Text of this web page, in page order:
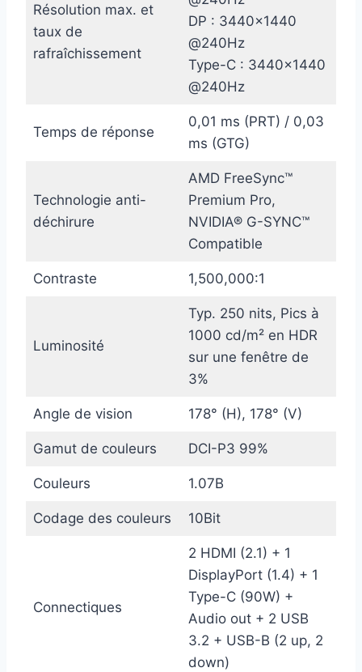
Résolution max. et
taux de
rafraîchissement
DP : 3440×1440
@240Hz
Type-C : 3440×1440
@240Hz
Temps de réponse
0,01 ms (PRT) / 0,03
ms (GTG)
Technologie anti-
déchirure
AMD FreeSync™
Premium Pro,
NVIDIA® G-SYNC™
Compatible
Contraste 1,500,000:1
Luminosité
Typ. 250 nits, Pics à
1000 cd/m² en HDR
sur une fenêtre de
3%
Angle de vision 178° (H), 178° (V)
Gamut de couleurs DCI-P3 99%
Couleurs 1.07B
Codage des couleurs 10Bit
Connectiques
2 HDMI (2.1) + 1
DisplayPort (1.4) + 1
Type-C (90W) +
Audio out + 2 USB
3.2 + USB-B (2 up, 2
down)